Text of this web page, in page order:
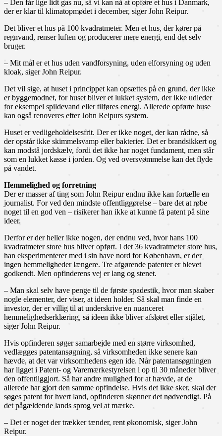
– Den får lige lidt gas nu, så vi kan nå at opføre et hus i Danmark,
der er klar til klimatopmødet i december, siger John Reipur.
Det bliver et hus på 100 kvadratmeter. Men et hus, der kører på
regnvand, renser luften og producerer mere energi, end det selv
bruger.
– Mit mål er et hus uden vandforsyning, uden elforsyning og uden
kloak, siger John Reipur.
Det vil sige, at huset i princippet kan opsættes på en grund, der ikke
er byggemodnet, for huset bliver et lukket system, der ikke udleder
for eksempel spildevand eller tilføres energi. Allerede opførte huse
kan også renoveres efter John Reipurs system.
Huset er vedligeholdelsesfrit. Der er ikke noget, der kan rådne, så
der opstår ikke skimmelsvamp eller bakterier. Det er brandsikkert og
kan modstå jordskælv, fordi det ikke har noget fundament, men står
som en lukket kasse i jorden. Og ved oversvømmelse kan det flyde
på vandet.
Hemmelighed og forretning
Der er masser af ting som John Reipur endnu ikke kan fortælle en
journalist. For ved den mindste offentliggørelse – bare det at røbe
noget til en god ven – risikerer han ikke at kunne få patent på sine
ideer.
Derfor er der heller ikke nogen, der endnu ved, hvor hans 100
kvadratmeter store hus bliver opført. I det 36 kvadratmeter store hus,
han eksperimenterer med i sin have nord for København, er der
ingen hemmeligheder længere. Tre afgørende patenter er blevet
godkendt. Men opfinderens vej er lang og stenet.
– Man skal selv have penge til de første spadestik, hvor man skaber
nogle elementer, der viser, at ideen holder. Så skal man finde en
investor, der er villig til at underskrive en nuanceret
hemmelighedserklæring, så ideen ikke bliver afsløret eller stjålet,
siger John Reipur.
Hvis opfinderen søger samarbejde med en større virksomhed,
vedlægges patentansøgning, så virksomheden ikke senere kan
hævde, at det var virksomhedens egen ide. Når patentansøgningen
har ligget i Patent- og Varemærkestyrelsen i op til 30 måneder bliver
den offentliggjort. Så har andre mulighed for at hævde, at de
allerede har gjort den samme opfindelse. Hvis det ikke sker, skal der
søges patent for hvert land, opfinderen skønner det nødvendigt. På
det pågældende lands sprog vel at mærke.
– Det er noget der trækker tænder, rent økonomisk, siger John
Reipur.